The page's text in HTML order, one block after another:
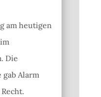
am heutigen
Die
gab Alarm